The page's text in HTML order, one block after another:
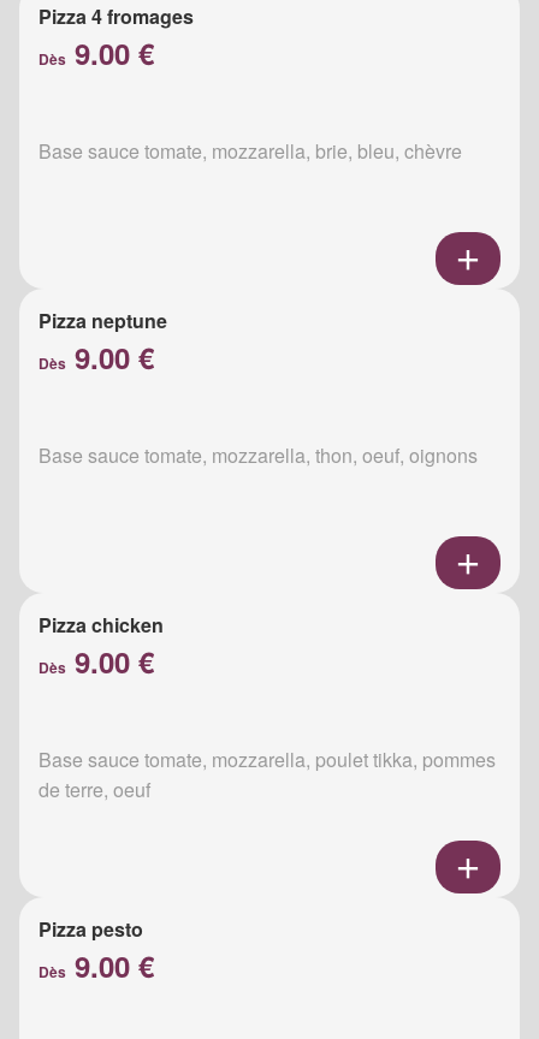
Pizza 4 fromages
Dès 9.00 €
Base sauce tomate, mozzarella, brie, bleu, chèvre
Pizza neptune
Dès 9.00 €
Base sauce tomate, mozzarella, thon, oeuf, oignons
Pizza chicken
Dès 9.00 €
Base sauce tomate, mozzarella, poulet tikka, pommes
de terre, oeuf
Pizza pesto
Dès 9.00 €